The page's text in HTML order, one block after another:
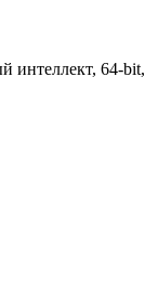
интеллект, 64-bit,